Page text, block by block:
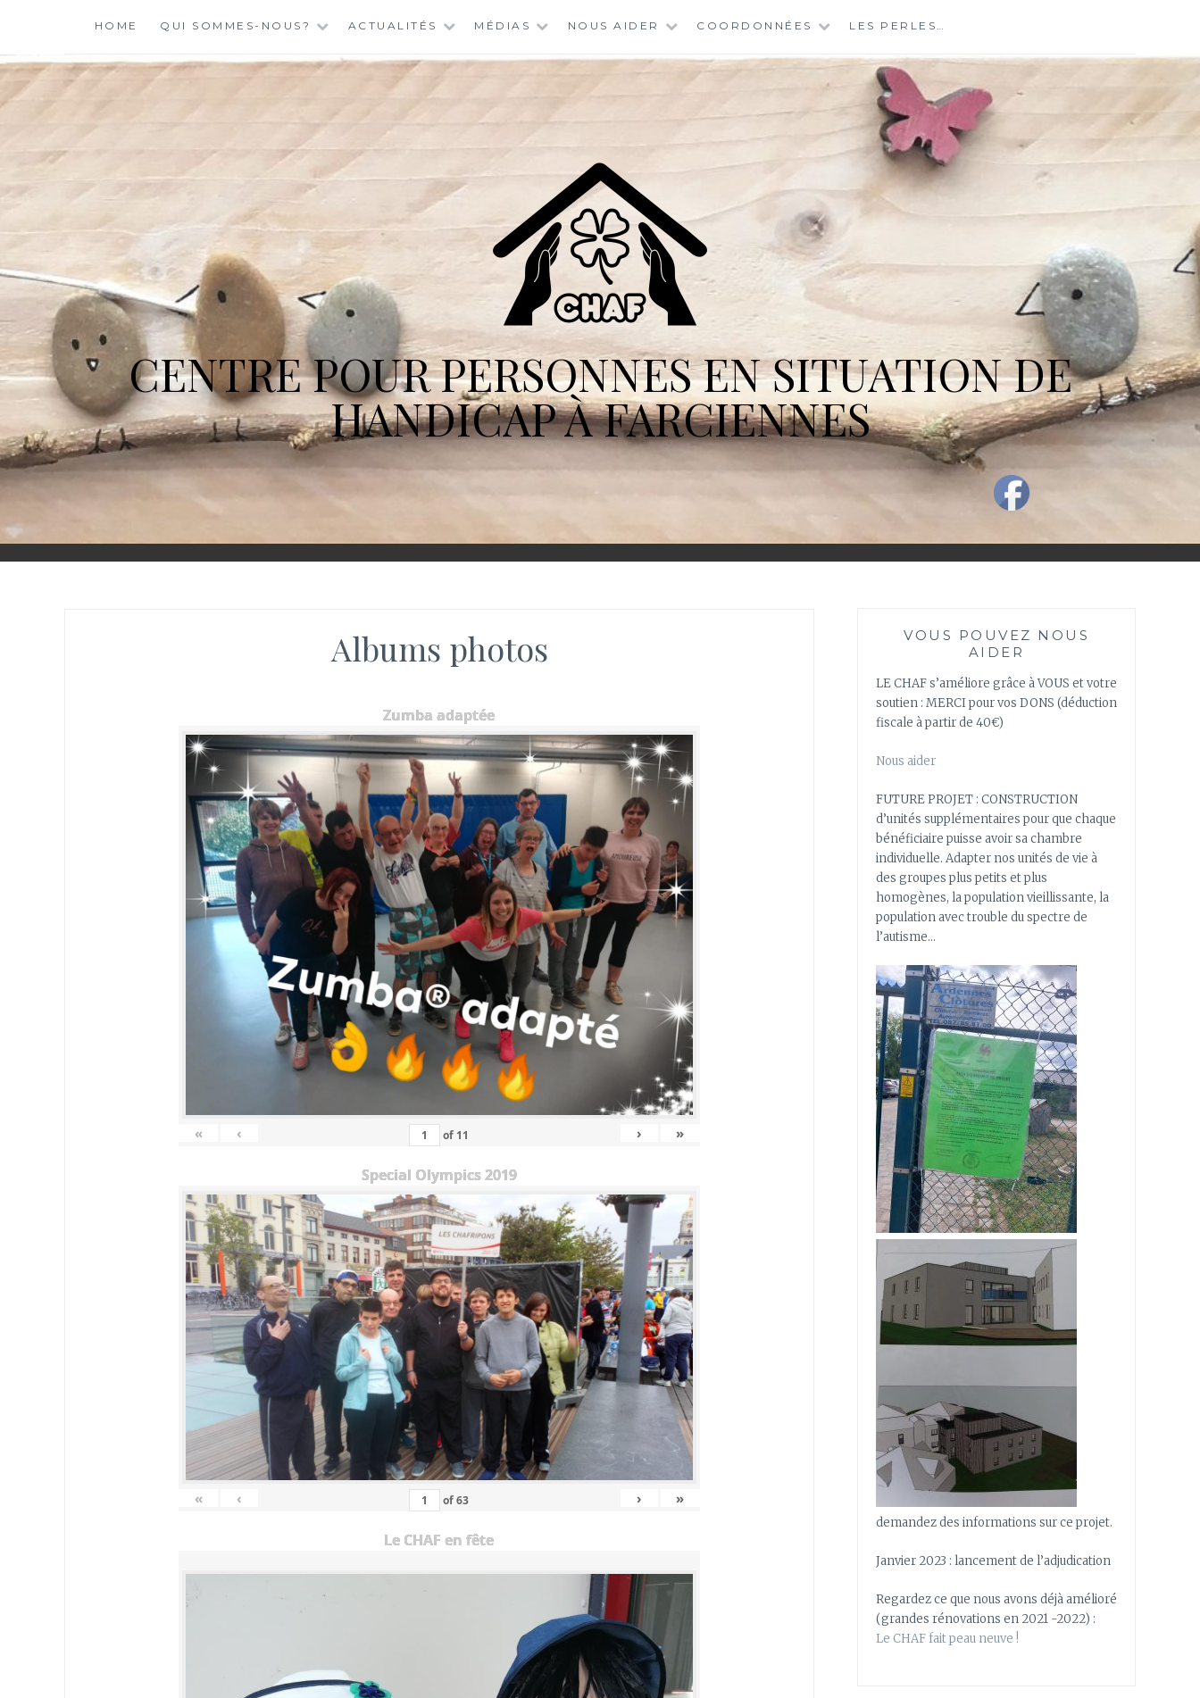
content
HOME QUI SOMMES-NOUS? ACTUALITÉS MÉDIAS NOUS AIDER COORDONNÉES LES PERLES…
CENTRE POUR PERSONNES EN SITUATION DE
HANDICAP À FARCIENNES
Albums photos
Zumba adaptée
« ‹ of 11 › »
Special Olympics 2019
« ‹ of63 › »
Le CHAF en fête
VOUS POUVEZ NOUS
AIDER
LE CHAF s’améliore grâce à VOUS et votre
soutien : MERCI pour vos DONS (déduction
fiscale à partir de 40€)
Nous aider
FUTURE PROJET : CONSTRUCTION
d’unités supplémentaires pour que chaque
bénéficiaire puisse avoir sa chambre
individuelle. Adapter nos unités de vie à
des groupes plus petits et plus
homogènes, la population vieillissante, la
population avec trouble du spectre de
l’autisme…
demandez des informations sur ce projet.
Janvier 2023 : lancement de l’adjudication
Regardez ce que nous avons déjà amélioré
(grandes rénovations en 2021 -2022) :
Le CHAF fait peau neuve !